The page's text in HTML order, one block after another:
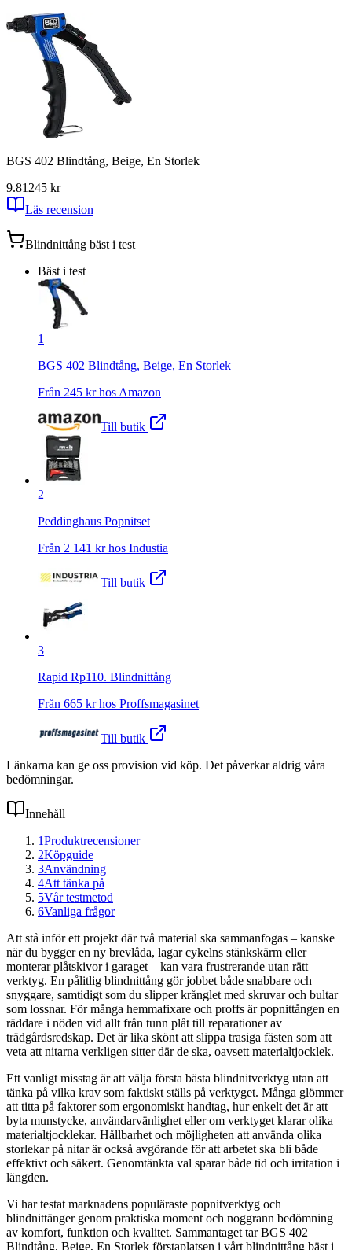
BGS 402 Blindtång, Beige, En Storlek
9.81 245 kr
Läs recension
Blindnittång bäst i test
Bäst i test
1
BGS 402 Blindtång, Beige, En Storlek
Från 245 kr hos Amazon
Till butik
2
Peddinghaus Popnitset
Från 2 141 kr hos Industia
Till butik
3
Rapid Rp110. Blindnittång
Från 665 kr hos Proffsmagasinet
Till butik
Länkarna kan ge oss provision vid köp. Det påverkar aldrig våra
bedömningar.
Innehåll
1Produktrecensioner
2Köpguide
3Användning
4Att tänka på
5Vår testmetod
6Vanliga frågor
Att stå inför ett projekt där två material ska sammanfogas – kanske
när du bygger en ny brevlåda, lagar cykelns stänkskärm eller
monterar plåtskivor i garaget – kan vara frustrerande utan rätt
verktyg. En pålitlig blindnittång gör jobbet både snabbare och
snyggare, samtidigt som du slipper krånglet med skruvar och bultar
som lossnar. För många hemmafixare och proffs är popnittången en
räddare i nöden vid allt från tunn plåt till reparationer av
trädgårdsredskap. Det är lika skönt att slippa trasiga fästen som att
veta att nitarna verkligen sitter där de ska, oavsett materialtjocklek.
Ett vanligt misstag är att välja första bästa blindnitverktyg utan att
tänka på vilka krav som faktiskt ställs på verktyget. Många glömmer
att titta på faktorer som ergonomiskt handtag, hur enkelt det är att
byta munstycke, användarvänlighet eller om verktyget klarar olika
materialtjocklekar. Hållbarhet och möjligheten att använda olika
storlekar på nitar är också avgörande för att arbetet ska bli både
effektivt och säkert. Genomtänkta val sparar både tid och irritation i
längden.
Vi har testat marknadens populäraste popnitverktyg och
blindnittänger genom praktiska moment och noggrann bedömning
av komfort, funktion och kvalitet. Sammantaget tar BGS 402
Blindtång, Beige, En Storlek förstaplatsen i vårt blindnittång bäst i